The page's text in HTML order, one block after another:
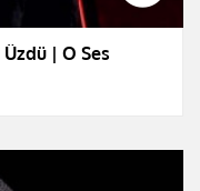
| O Ses